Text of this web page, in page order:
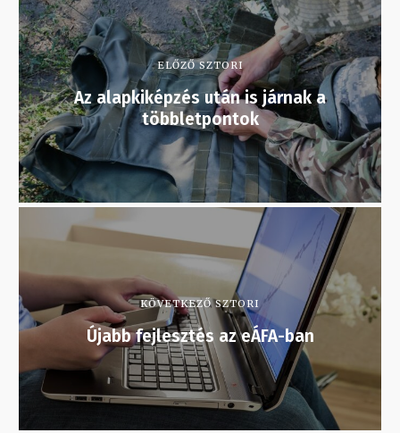
ELŐZŐ SZTORI
Az alapkiképzés után is járnak a
többletpontok
KÖVETKEZŐ SZTORI
Újabb fejlesztés az eÁFA-ban